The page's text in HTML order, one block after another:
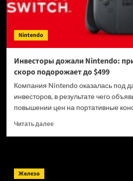
Nintendo
Инвесторы дожали Nintendo:
скоро подорожает до $499
Компания Nintendo оказалась под
инвесторов, в результате чего
повышении цен на портативные
Читать далееПрочитать
Поиск
Железо